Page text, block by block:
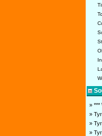
» ***
»
»
»